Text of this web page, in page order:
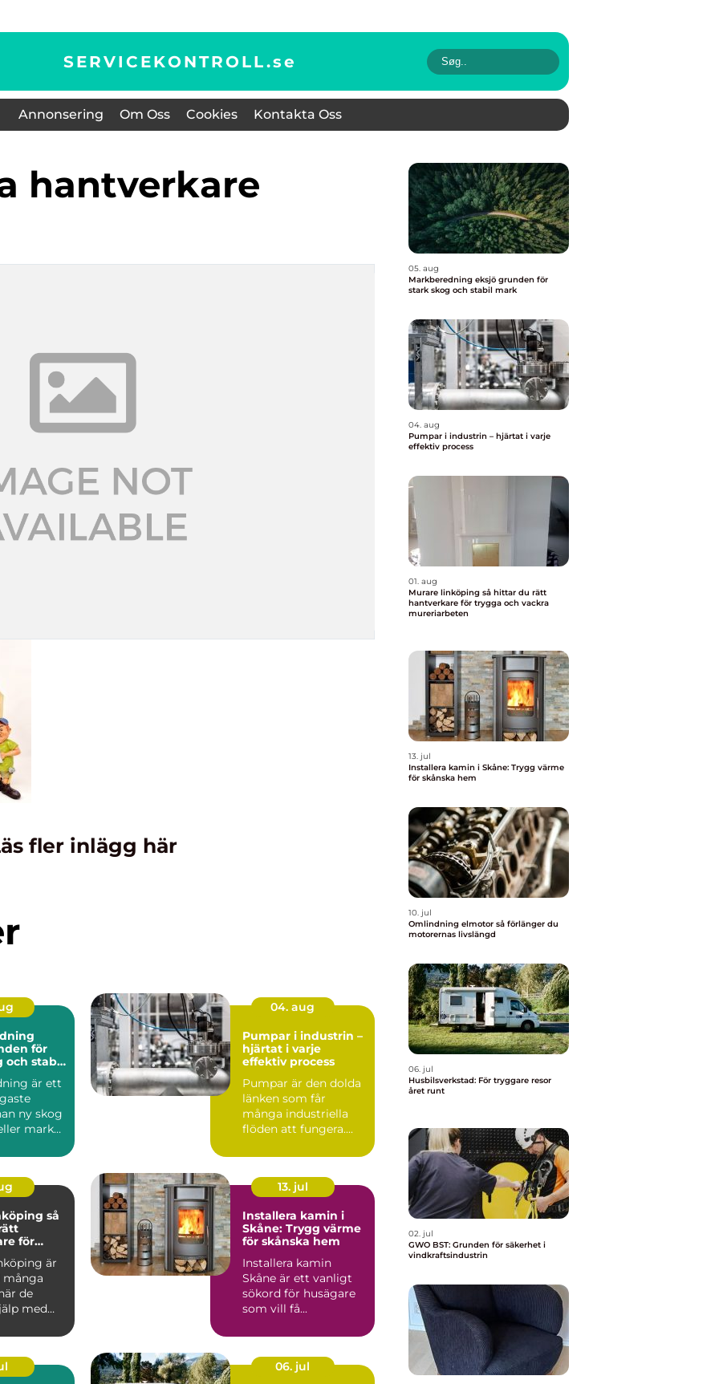
SERVICEKONTROLL.se
Annonsering Om Oss Cookies Kontakta Oss
hantverkare
fler inlägg här
och stabil
är ett
ny skog
mark
04. aug
Pumpar i industrin –
hjärtat i varje
effektiv process
Pumpar är den dolda
länken som får
många industriella
flöden att fungera....
så
för
är
de
med
13. jul
Installera kamin i
Skåne: Trygg värme
för skånska hem
Installera kamin
Skåne är ett vanligt
sökord för husägare
som vill få...
06. jul
05. aug
Markberedning eksjö grunden för
stark skog och stabil mark
04. aug
Pumpar i industrin – hjärtat i varje
effektiv process
01. aug
Murare linköping så hittar du rätt
hantverkare för trygga och vackra
mureriarbeten
13. jul
Installera kamin i Skåne: Trygg värme
för skånska hem
10. jul
Omlindning elmotor så förlänger du
motorernas livslängd
06. jul
Husbilsverkstad: För tryggare resor
året runt
02. jul
GWO BST: Grunden för säkerhet i
vindkraftsindustrin